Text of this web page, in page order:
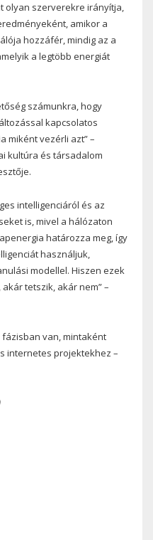
olyan szerverekre irányítja,
amikor a
hozzáfér, mindig az a
a legtöbb energiát
számunkra, hogy
kapcsolatos
miként vezérli azt” –
kultúra és társadalom
intelligenciáról és az
is, mivel a hálózaton
határozza meg, így
használjuk,
modellel. Hiszen ezek
tetszik, akár nem” –
van, mintaként
internetes projektekhez –